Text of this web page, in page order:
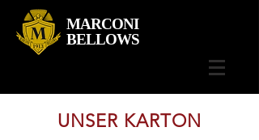
MARCONI
BELLOWS
UNSER KARTON